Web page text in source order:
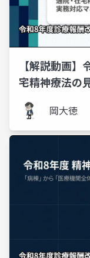
【解説動画
宅精神療法の
分の60減算を
岡大徳